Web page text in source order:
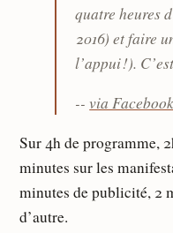
quatre heures
2016) et faire
l’appui !).
--via Facebook
Sur 4h de programme,
minutes sur les
minutes de publicité, 2
d’autre.